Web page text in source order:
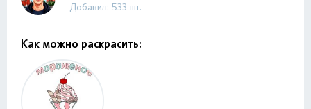
Добавил: 533 шт.
Как можно раскрасить: